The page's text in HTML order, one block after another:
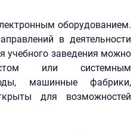
оборудованием.
в деятельности
учебного заведения можно
или системным
машинные фабрики,
для возможностей